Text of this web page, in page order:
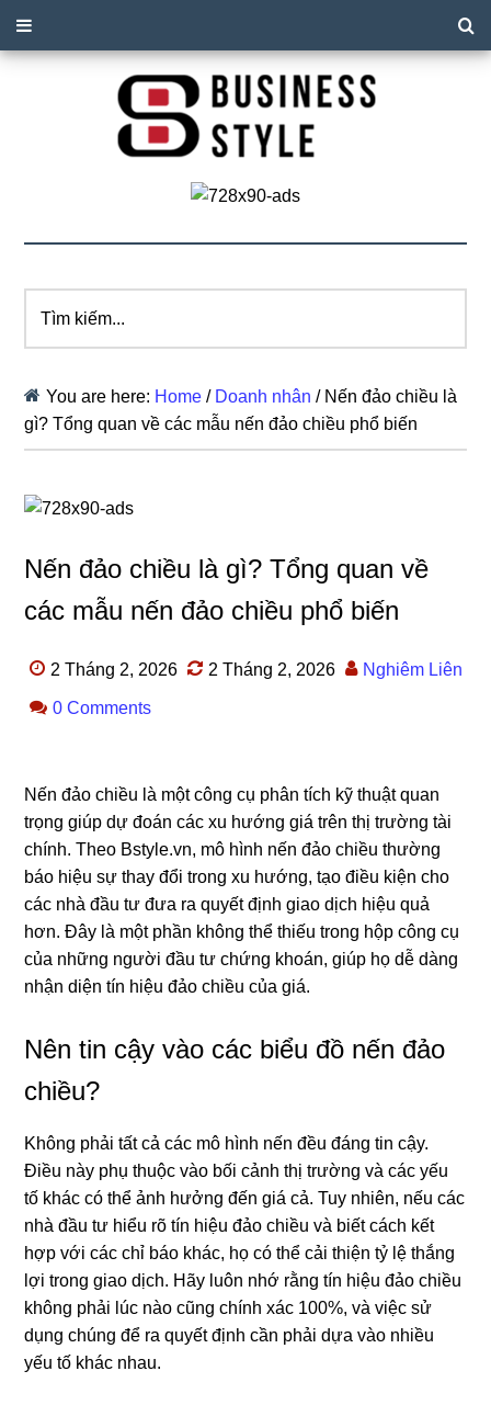
kiếm...
You are here: Home / Doanh nhân /Nến đảo chiều là
gì? Tổng quan về các mẫu nến đảo chiều phổ biến
Nến đảo chiều là gì? Tổng quan về
các mẫu nến đảo chiều phổ biến
2 Tháng 2, 2026 2 Tháng 2, 2026 Nghiêm Liên
0 Comments
Nến đảo chiều là một công cụ phân tích kỹ thuật quan
trọng giúp dự đoán các xu hướng giá trên thị trường tài
chính. Theo Bstyle.vn, mô hình nến đảo chiều thường
báo hiệu sự thay đổi trong xu hướng, tạo điều kiện cho
các nhà đầu tư đưa ra quyết định giao dịch hiệu quả
hơn. Đây là một phần không thể thiếu trong hộp công cụ
của những người đầu tư chứng khoán, giúp họ dễ dàng
nhận diện tín hiệu đảo chiều của giá.
Nên tin cậy vào các biểu đồ nến đảo
chiều?
Không phải tất cả các mô hình nến đều đáng tin cậy.
Điều này phụ thuộc vào bối cảnh thị trường và các yếu
tố khác có thể ảnh hưởng đến giá cả. Tuy nhiên, nếu các
nhà đầu tư hiểu rõ tín hiệu đảo chiều và biết cách kết
hợp với các chỉ báo khác, họ có thể cải thiện tỷ lệ thắng
lợi trong giao dịch. Hãy luôn nhớ rằng tín hiệu đảo chiều
không phải lúc nào cũng chính xác 100%, và việc sử
dụng chúng để ra quyết định cần phải dựa vào nhiều
yếu tố khác nhau.